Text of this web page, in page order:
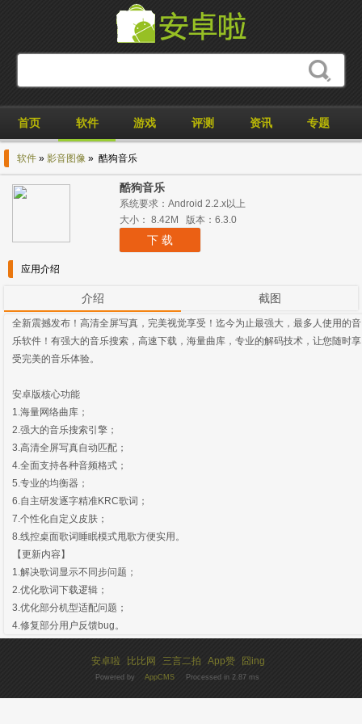
首页 软件 游戏 评测 资讯 专题
软件 » 影音图像 » 酷狗音乐
酷狗音乐
系统要求：Android 2.2.x以上
大小： 8.42M 版本：6.3.0
下 载
应用介绍
介绍 截图
全新震撼发布！高清全屏写真，完美视觉享受！迄今为止最强大，最多人使用的音
乐软件！有强大的音乐搜索，高速下载，海量曲库，专业的解码技术，让您随时享
受完美的音乐体验。
安卓版核心功能
1.海量网络曲库；
2.强大的音乐搜索引擎；
3.高清全屏写真自动匹配；
4.全面支持各种音频格式；
5.专业的均衡器；
6.自主研发逐字精准KRC歌词；
7.个性化自定义皮肤；
8.线控桌面歌词睡眠模式甩歌方便实用。
【更新内容】
1.解决歌词显示不同步问题；
2.优化歌词下载逻辑；
3.优化部分机型适配问题；
4.修复部分用户反馈bug。
安卓啦 比比网 三言二拍 App赞 囧ing
Powered by AppCMS Processed in 2.87 ms